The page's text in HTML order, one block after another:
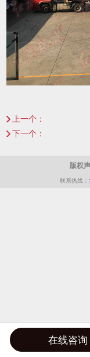
上一个：
聚氨酯冷库板出口单
下一个：
版权
联系热线：
在线咨询